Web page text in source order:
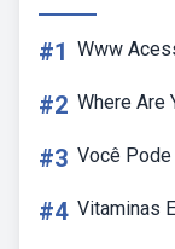
#1 Www
#2 Where Are
#3 Você Pode
#4 Vitaminas